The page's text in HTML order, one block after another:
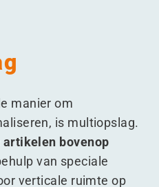
manier om
is multiopslag.
artikelen bovenop
van speciale
verticale ruimte op